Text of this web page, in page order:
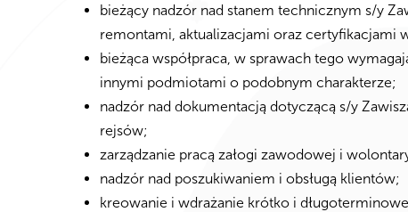
bieżący nadzór nad stanem technicznym s/y
remontami, aktualizacjami oraz certyfikacjami
bieżąca współpraca, w sprawach tego
innymi podmiotami o podobnym charakterze;
nadzór nad dokumentacją dotyczącą s/y
rejsów;
zarządzanie pracą załogi zawodowej i
nadzór nad poszukiwaniem i obsługą klientów;
kreowanie i wdrażanie krótko i